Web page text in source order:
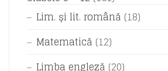
Lim. și lit. română (18)
Matematică (12)
Limba engleză (20)